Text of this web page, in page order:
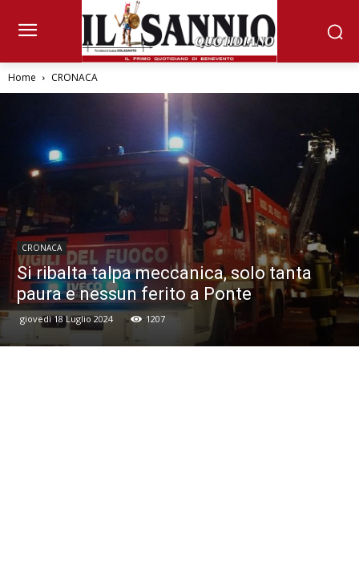
Home CRONACA
CRONACA
Si ribalta talpa meccanica, solo tanta
paura e nessun ferito a Ponte
giovedì 18 Luglio 2024 1207